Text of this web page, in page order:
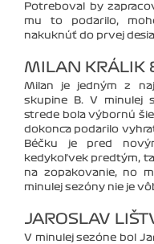
Potreboval by
mu to podarilo,
nakuknúť do prvej
MILAN KRÁLIK
Milan je jedným z
skupine B. V minulej
strede bola výbornú
dokonca podarilo
Béčku je pred
kedykoľvek predtým,
na zopakovanie, no
minulej sezóny nie je
JAROSLAV
V minulej sezóne bol